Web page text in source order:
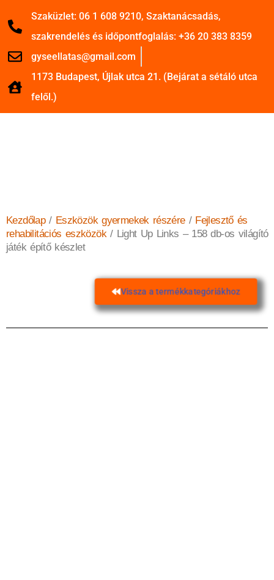
Szaküzlet: 06 1 608 9210, Szaktanácsadás,
szakrendelés és időpontfoglalás: +36 20 383 8359
gyseellatas@gmail.com
1173 Budapest, Újlak utca 21. (Bejárat a sétáló utca
felől.)
Kezdőlap/ Eszközök gyermekek részére/ Fejlesztő és
rehabilitációs eszközök/ Light Up Links – 158 db-os világító
játék építő készlet
Vissza a termékkategóriákhoz